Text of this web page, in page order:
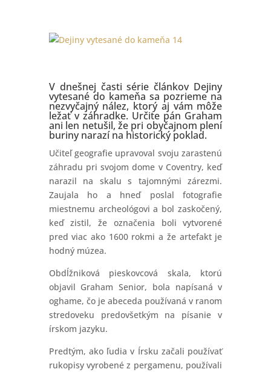
V dnešnej časti série článkov Dejiny
vytesané do kameňa sa pozrieme na
nezvyčajný nález, ktorý aj vám môže
ležať v záhradke. Určite pán Graham
ani len netušil, že pri obyčajnom plení
buriny narazí na historický poklad.
Učiteľ geografie upravoval svoju zarastenú
záhradu pri svojom dome v Coventry, keď
narazil na skalu s tajomnými zárezmi.
Zaujala ho a hneď poslal fotografie
miestnemu archeológovi a bol zaskočený,
keď zistil, že označenia boli vytvorené
pred viac ako 1600 rokmi a že artefakt je
hodný múzea.
Obdĺžniková pieskovcová skala, ktorú
objavil Graham Senior, bola napísaná v
oghame, čo je abeceda používaná v ranom
stredoveku predovšetkým na písanie v
írskom jazyku.
Predtým, ako ľudia v Írsku začali používať
rukopisy vyrobené z pergamenu, používali